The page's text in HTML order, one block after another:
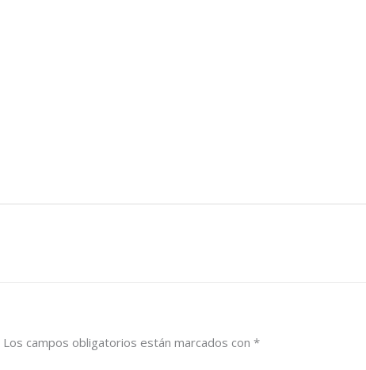
Los campos obligatorios están marcados con *